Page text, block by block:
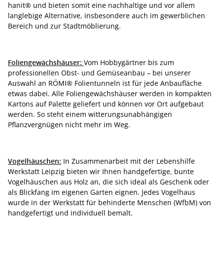
hanit® und bieten somit eine nachhaltige und vor allem
langlebige Alternative, insbesondere auch im gewerblichen
Bereich und zur Stadtmöblierung.
Foliengewächshäuser: Vom Hobbygärtner bis zum
professionellen Obst- und Gemüseanbau – bei unserer
Auswahl an RÖMI® Folientunneln ist für jede Anbaufläche
etwas dabei. Alle Foliengewächshäuser werden in kompakten
Kartons auf Palette geliefert und können vor Ort aufgebaut
werden. So steht einem witterungsunabhängigen
Pflanzvergnügen nicht mehr im Weg.
Vogelhäuschen: In Zusammenarbeit mit der Lebenshilfe
Werkstatt Leipzig bieten wir Ihnen handgefertige, bunte
Vogelhäuschen aus Holz an, die sich ideal als Geschenk oder
als Blickfang im eigenen Garten eignen. Jedes Vogelhaus
wurde in der Werkstatt für behinderte Menschen (WfbM) von
handgefertigt und individuell bemalt.